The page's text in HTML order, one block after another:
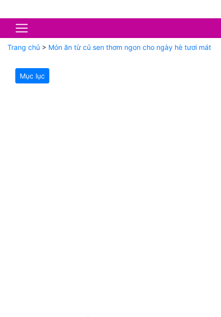
Trang chủ > Món ăn từ củ sen thơm ngon cho ngày hè tươi mát
Mục lục